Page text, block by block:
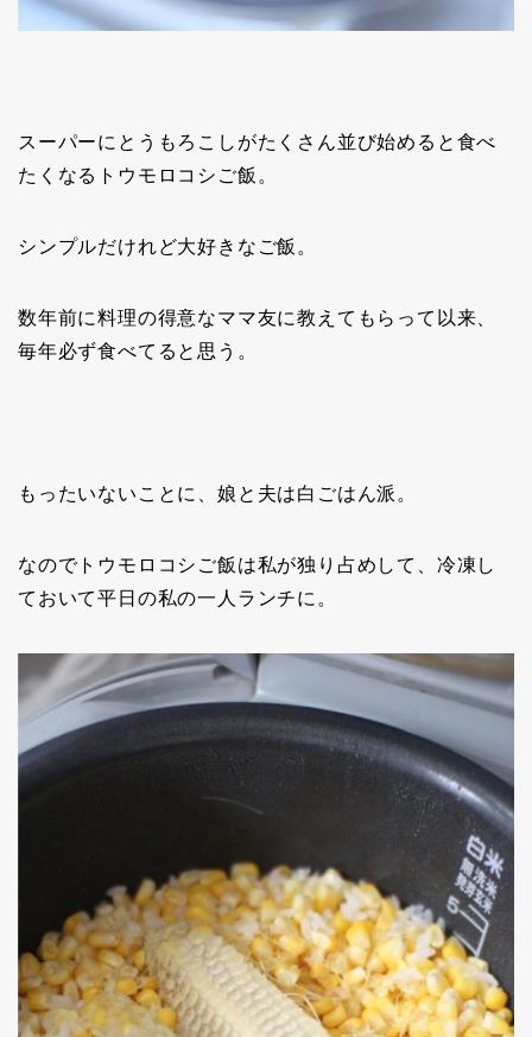
スーパーにとうもろこしがたくさん並び始めると食べ
たくなるトウモロコシご飯。
シンプルだけれど大好きなご飯。
数年前に料理の得意なママ友に教えてもらって以来、
毎年必ず食べてると思う。
もったいないことに、娘と夫は白ごはん派。
なのでトウモロコシご飯は私が独り占めして、冷凍し
ておいて平日の私の一人ランチに。